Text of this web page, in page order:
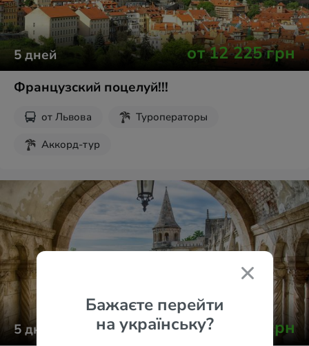
5дней от12 225грн
Французский поцелуй!!!
от Львова
Туроператоры
Аккорд-тур
5дней от12 277 грн
Бажаєте перейти
на українську?